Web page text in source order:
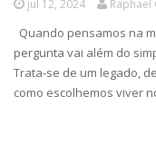
jul 12, 2024 Raphael
Quando pensamos na
pergunta vai além do
Trata-se de um legado,
como escolhemos viver